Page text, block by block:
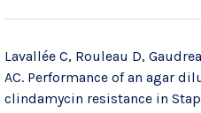
Lavallée C, Rouleau D,
AC. Performance of an agar
clindamycin resistance in